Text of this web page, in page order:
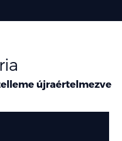
újraértelmezve